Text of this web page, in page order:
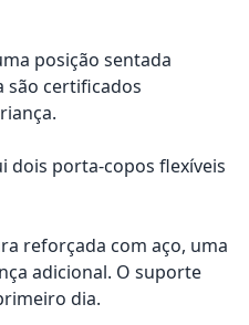
posição sentada
são certificados
dois porta-copos flexíveis
reforçada com aço, uma
adicional. O suporte
dia.